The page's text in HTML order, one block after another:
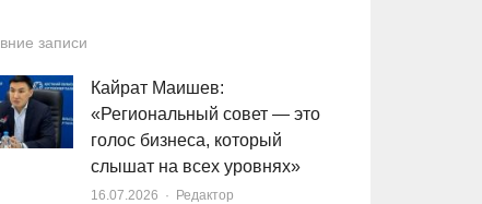
записи
Кайрат Маишев:
«Региональный совет — это
голос бизнеса, который
слышат на всех уровнях»
16.07.2026 Author
Редактор